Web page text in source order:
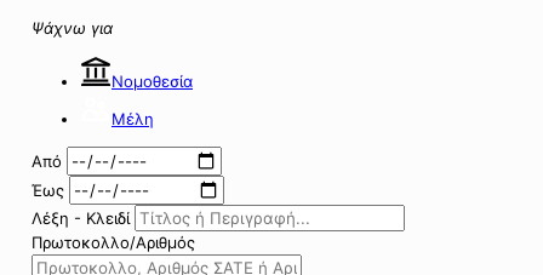
Ψάχνω για
Νομοθεσία
Μέλη
Από
Έως
Λέξη - Κλειδί
Πρωτοκολλο/Αριθμός